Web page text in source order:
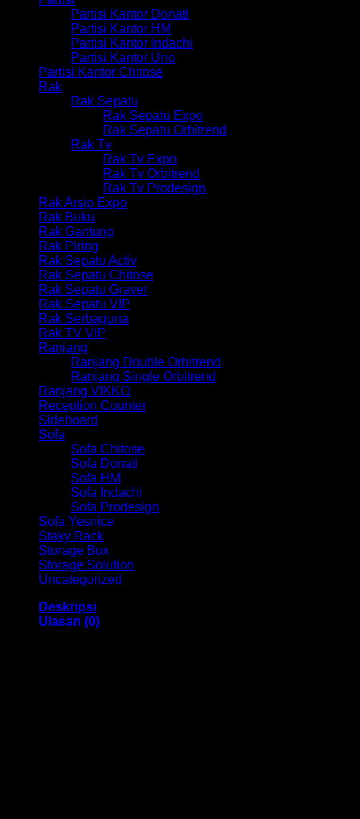
Partisi Kantor Donati
Partisi Kantor HM
Partisi Kantor Indachi
Partisi Kantor Uno
Partisi Kantor Chitose
Rak
Rak Sepatu
Rak Sepatu Expo
Rak Sepatu Orbitrend
Rak Tv
Rak Tv Expo
Rak Tv Orbitrend
Rak Tv Prodesign
Rak Arsip Expo
Rak Buku
Rak Gantung
Rak Piring
Rak Sepatu Activ
Rak Sepatu Chitose
Rak Sepatu Graver
Rak Sepatu VIP
Rak Serbaguna
Rak TV VIP
Ranjang
Ranjang Double Orbitrend
Ranjang Single Orbitrend
Ranjang VIKKO
Reception Counter
Sideboard
Sofa
Sofa Chitose
Sofa Donati
Sofa HM
Sofa Indachi
Sofa Prodesign
Sofa Yesnice
Staky Rack
Storage Box
Storage Solution
Uncategorized
Deskripsi
Ulasan (0)